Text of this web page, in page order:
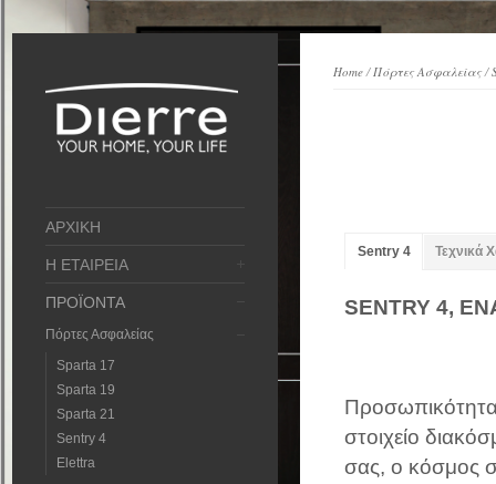
ΑΡΧΙΚΗ
Η ΕΤΑΙΡΕΙΑ
ΠΡΟΪΟΝΤΑ
Πόρτες Ασφαλείας
Sparta 17
Sparta 19
Sparta 21
Sentry 4
Elettra
Home/Πόρτες Ασφαλείας/
Sentry 4 Τεχνικά
SENTRY
στοιχείο
σας, ο κόσμος